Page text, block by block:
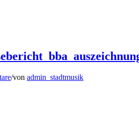
/von admin_stadtmusik